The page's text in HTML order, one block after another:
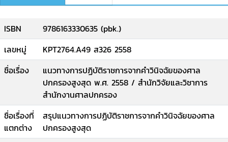
ISBN
9786163330635 (pbk.)
เลขหมู่
KPT2764.A49 ส326 2558
ชื่อเรื่อง
แนวทางการปฏิบัติราชการจากคำวินิจฉัยของศาล
ปกครองสูงสุด พ.ศ. 2558 / สำนักวิจัยและวิชาการ
สำนักงานศาลปกครอง
ชื่อเรื่องที่
แตกต่าง
สรุปแนวทางการปฏิบัติราชการจากคำวินิจฉัยของศาล
ปกครองสูงสุด